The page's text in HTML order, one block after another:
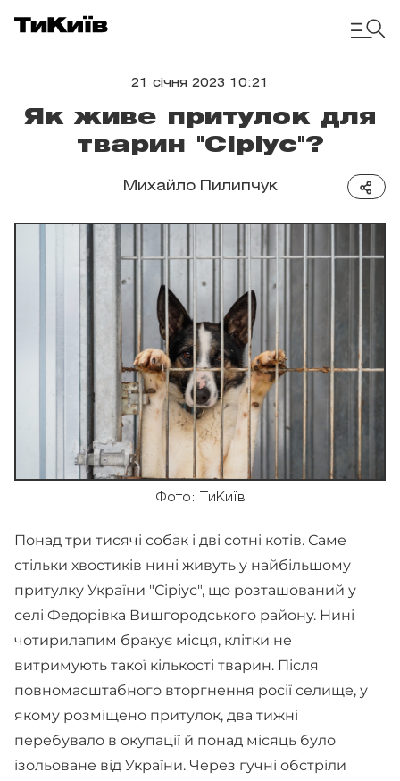
21 січня 2023 10:21
Як живе притулок для
тварин "Сіріус"?
Михайло Пилипчук
Фото: ТиКиїв
Понад три тисячі собак і дві сотні котів. Саме
стільки хвостиків нині живуть у найбільшому
притулку України "Сіріус", що розташований у
селі Федорівка Вишгородського району. Нині
чотирилапим бракує місця, клітки не
витримують такої кількості тварин. Після
повномасштабного вторгнення росії селище, у
якому розміщено притулок, два тижні
перебувало в окупації й понад місяць було
ізольоване від України. Через гучні обстріли